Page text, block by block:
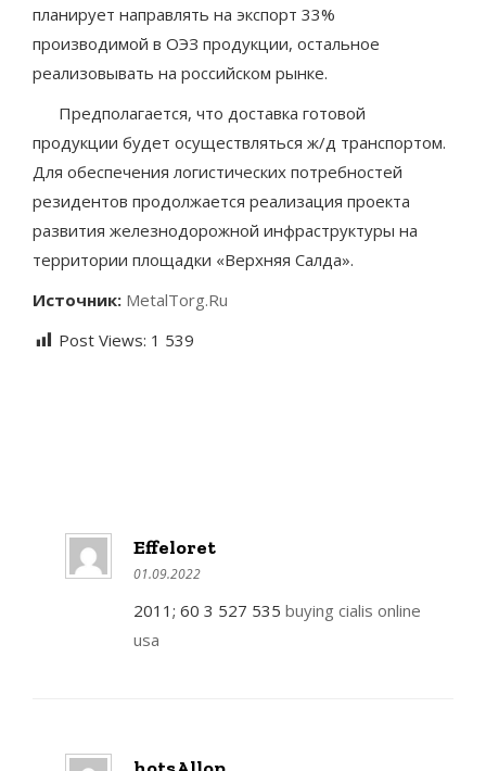
планирует направлять на экспорт 33%
производимой в ОЭЗ продукции, остальное
реализовывать на российском рынке.
Предполагается, что доставка готовой
продукции будет осуществляться ж/д транспортом.
Для обеспечения логистических потребностей
резидентов продолжается реализация проекта
развития железнодорожной инфраструктуры на
территории площадки «Верхняя Салда».
Источник: MetalTorg.Ru
Post Views: 1 539
Effeloret
01.09.2022
2011; 60 3 527 535 buying cialis online
usa